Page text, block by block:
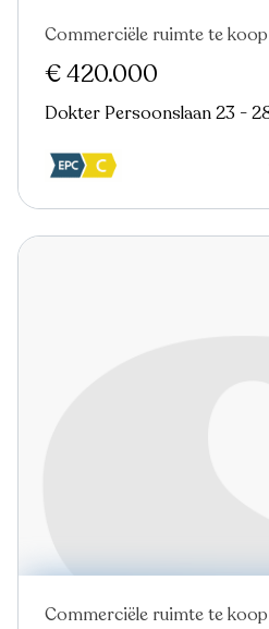
Commerciële ruimte te koop
€ 420.000
Dokter Persoonslaan 23 -
Commerciële ruimte te koop